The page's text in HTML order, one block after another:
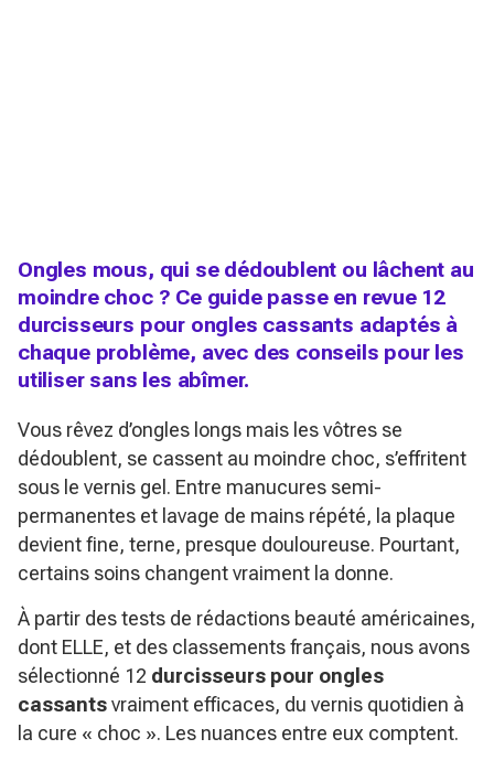
Ongles mous, qui se dédoublent ou lâchent au
moindre choc ? Ce guide passe en revue 12
durcisseurs pour ongles cassants adaptés à
chaque problème, avec des conseils pour les
utiliser sans les abîmer.
Vous rêvez d’ongles longs mais les vôtres se
dédoublent, se cassent au moindre choc, s’effritent
sous le vernis gel. Entre manucures semi-
permanentes et lavage de mains répété, la plaque
devient fine, terne, presque douloureuse. Pourtant,
certains soins changent vraiment la donne.
À partir des tests de rédactions beauté américaines,
dont ELLE, et des classements français, nous avons
sélectionné 12 durcisseurs pour ongles
cassantsvraiment efficaces, du vernis quotidien à
la cure « choc ». Les nuances entre eux comptent.